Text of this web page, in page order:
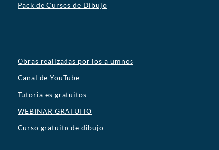
Pack de Cursos de Dibujo
Obras realizadas por los alumnos
Canal de YouTube
Tutoriales gratuitos
WEBINAR GRATUITO
Curso gratuito de dibujo